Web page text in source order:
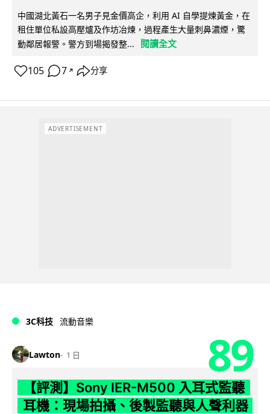
中國湖北黃石一名男子見金價高企，利用 AI 自學提煉黃金，在
租住單位私設高壓爐及作坊冶煉，過程產生大量刺鼻濃煙，驚
動鄰居報警。警方到場揭發整...
閱讀全文
105 7 ↗ 分享
ADVERTISEMENT
3C科技 流動音樂
Lawton 1 日 89
【評測】Sony IER-M500 入耳式監聽
耳機：現場拍攝、後製監聽與人聲利器